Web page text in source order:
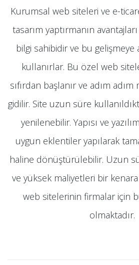
Kurumsal web siteleri ve e-
tasarım yaptırmanın
bilgi sahibidir ve bu gelişmeye
kullanırlar. Bu özel web
sıfırdan başlanır ve adım
gidilir. Site uzun süre
yenilenebilir. Yapısı ve
uygun eklentiler yapılarak
haline dönüştürülebilir. Uzun
ve yüksek maliyetleri bir
web sitelerinin firmalar için
olmaktadır.